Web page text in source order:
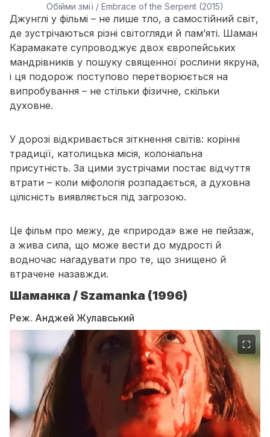
Обійми змії / Embrace of the Serpent (2015)
Джунглі у фільмі – не лише тло, а самостійний світ,
де зустрічаються різні світогляди й пам’яті. Шаман
Карамакате супроводжує двох європейських
мандрівників у пошуку священної рослини якруна,
і ця подорож поступово перетворюється на
випробування – не стільки фізичне, скільки
духовне.
У дорозі відкривається зіткнення світів: корінні
традиції, католицька місія, колоніальна
присутність. За цими зустрічами постає відчуття
втрати – коли міфологія розпадається, а духовна
цілісність виявляється під загрозою.
Це фільм про межу, де «природа» вже не пейзаж,
а жива сила, що може вести до мудрості й
водночас нагадувати про те, що знищено й
втрачене назавжди.
Шаманка / Szamanka (1996)
Реж. Анджей Жулавський
⛶